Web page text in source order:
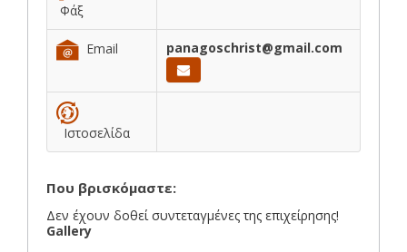
Φάξ
Email panagoschrist@gmail.com
Ιστοσελίδα
Που βρισκόμαστε:
Δεν έχουν δοθεί συντεταγμένες της επιχείρησης!
Gallery